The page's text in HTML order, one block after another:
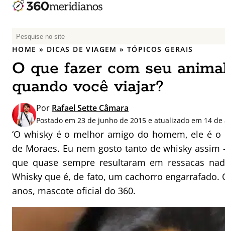
P
e
q
u
i
s
a
r
p
o
r
:
HOME » DICAS DE VIAGEM »TÓPICOS GERAIS
O que fazer com seu
quando você viajar?
Por Rafael Sette Câmara
Postado em 23 de junho de 2015 e atualizado em 14 de
‘O whisky é o melhor amigo do homem, ele é o
de Moraes. Eu nem gosto tanto de whisky
que quase sempre resultaram em ressacas
Whisky que é, de fato, um cachorro
anos, mascote oficial do 360.